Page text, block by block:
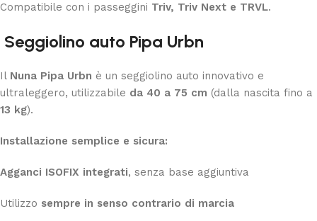
Compatibile con i passeggini Triv, Triv Next e TRVL.
Seggiolino auto Pipa Urbn
Il Nuna Pipa Urbn è un seggiolino auto innovativo e
ultraleggero, utilizzabile da 40 a 75 cm (dalla nascita fino a
13 kg).
Installazione semplice e sicura:
Agganci ISOFIX integrati, senza base aggiuntiva
Utilizzo sempre in senso contrario di marcia